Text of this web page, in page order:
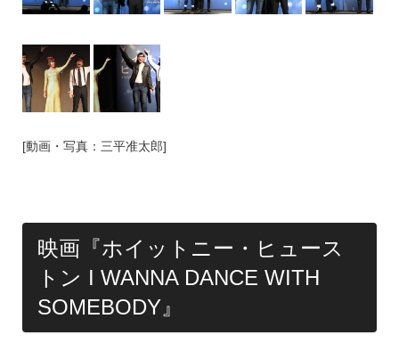
[動画・写真：三平准太郎]
映画『ホイットニー・ヒュース
トン I WANNA DANCE WITH
SOMEBODY』